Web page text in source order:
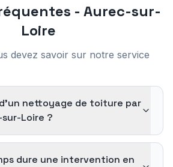
- Aurec-sur-
Loire
devez savoir sur notre service
nettoyage de toiture par
Loire ?
dure une intervention en